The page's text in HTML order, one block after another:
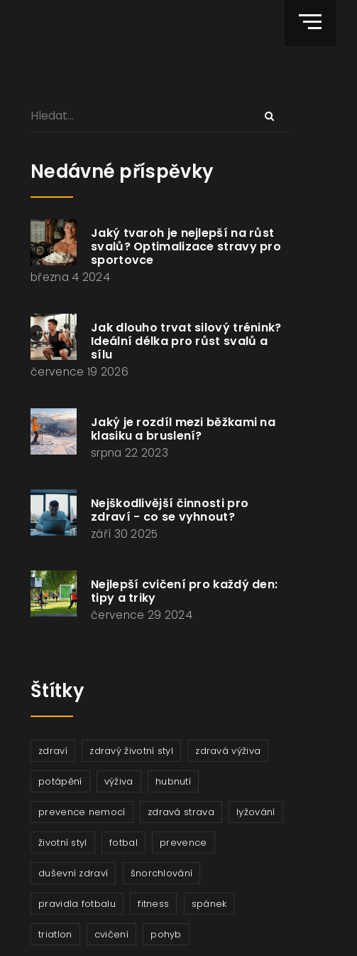
Nedávné příspěvky
Jaký tvaroh je nejlepší na růst
svalů? Optimalizace stravy pro
sportovce
března 4 2024
Jak dlouho trvat silový trénink?
Ideální délka pro růst svalů a
sílu
července 19 2026
Jaký je rozdíl mezi běžkami na
klasiku a bruslení?
srpna 22 2023
Nejškodlivější činnosti pro
zdraví - co se vyhnout?
září 30 2025
Nejlepší cvičení pro každý den:
tipy a triky
července 29 2024
Štítky
zdraví zdravý životní styl zdravá výživa
potápění výživa hubnutí
prevence nemocí zdravá strava lyžování
životní styl fotbal prevence
duševní zdraví šnorchlování
pravidla fotbalu fitness spánek
triatlon cvičení pohyb